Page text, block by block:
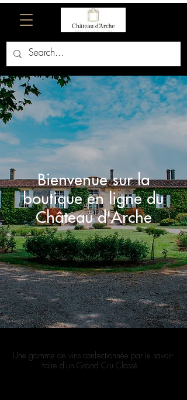
Bienvenue sur la
boutique en ligne du
Château d'Arche
Une gamme de vins confectionnée par le savoir-
faire d'un Grand Cru Classé